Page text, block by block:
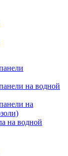
на водной
на
на водной